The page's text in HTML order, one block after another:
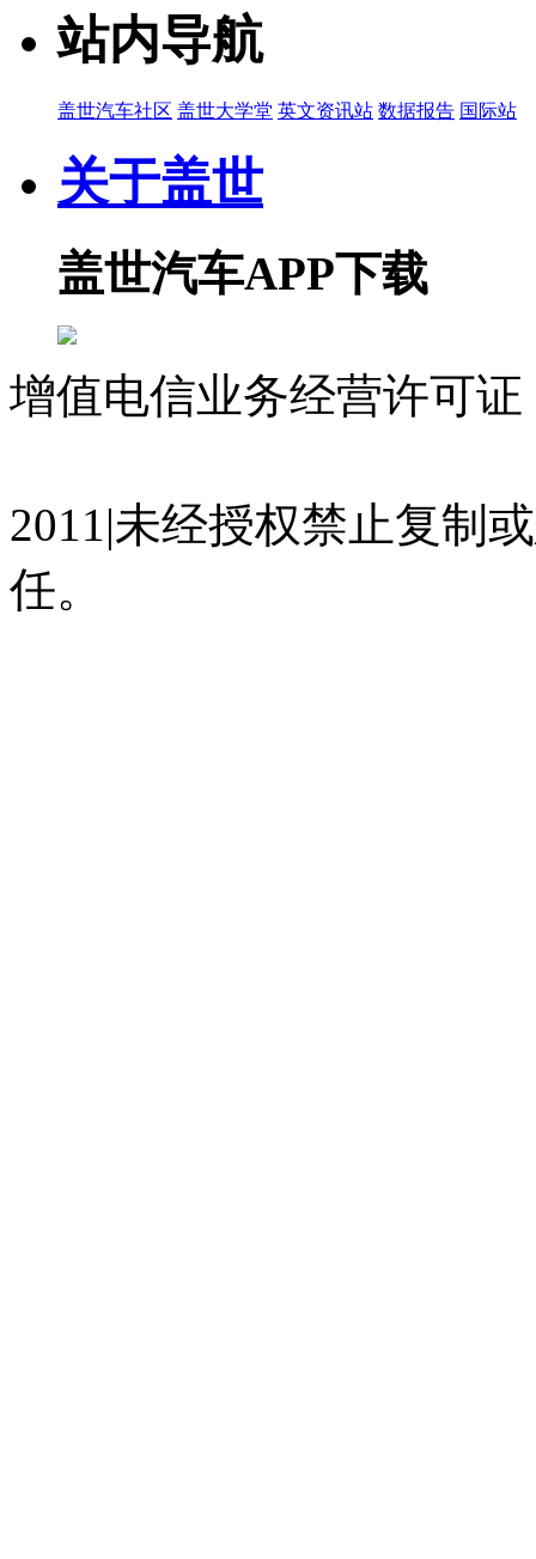
站内导航
盖世汽车社区 盖世大学堂 英文资讯站 数据报告 国际站
关于盖世
盖世汽车APP下载
增值电信业务经营许可
2011|未经授权禁止复制
任。